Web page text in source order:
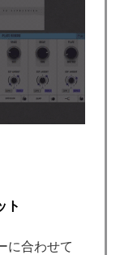
ト
に合わせて